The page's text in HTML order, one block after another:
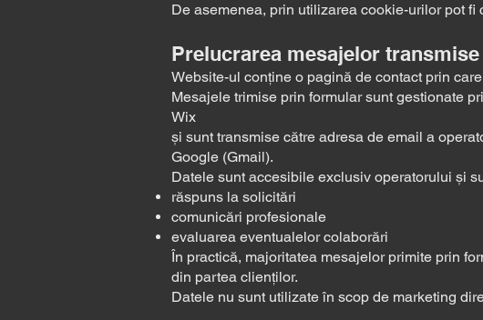
De asemenea, prin utilizarea cookie-urilor pot
Prelucrarea mesajelor
Website-ul conține o pagină de contact prin
Mesajele trimise prin formular sunt gestionate
Wix
și sunt transmise către adresa de email a
Google (Gmail).
Datele sunt accesibile exclusiv operatorului și
răspuns la solicitări
comunicări profesionale
evaluarea eventualelor colaborări
În practică, majoritatea mesajelor primite prin
din partea clienților.
Datele nu sunt utilizate în scop de marketing